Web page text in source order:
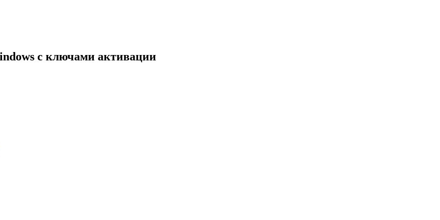
с ключами активации